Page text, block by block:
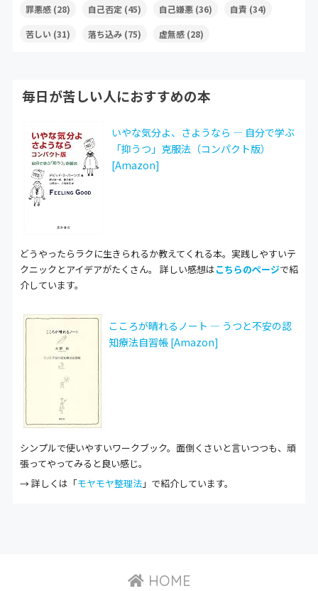
罪悪感(28) 自己否定 (45) 自己嫌悪(36) 自責 (34)
苦しい(31) 落ち込み(75) 虚無感(28)
毎日が苦しい人におすすめの本
いやな気分よ、さようなら ― 自分で学ぶ
「抑うつ」克服法（コンパクト版）
[Amazon]
どうやったらラクに生きられるか教えてくれる本。実践しやすいテ
クニックとアイデアがたくさん。 詳しい感想はこちらのページで紹
介しています。
こころが晴れるノート ― うつと不安の認
知療法自習帳 [Amazon]
シンプルで使いやすいワークブック。面倒くさいと言いつつも、頑
張ってやってみると良い感じ。
→ 詳しくは「モヤモヤ整理法」で紹介しています。
HOME